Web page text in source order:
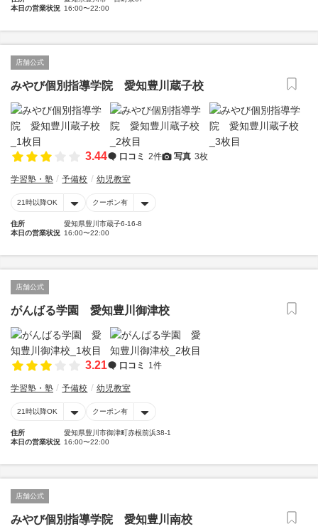
本日の営業状況 16:00〜22:00
店舗公式
みやび個別指導学院 愛知豊川蔵子校
3.44 口コミ 2件 写真 3枚
学習塾・塾 予備校 幼児教室
21時以降OK クーポン有
住所
愛知県豊川市蔵子6-16-8
本日の営業状況 16:00〜22:00
店舗公式
がんばる学園 愛知豊川御津校
3.21 口コミ 1件
学習塾・塾 予備校 幼児教室
21時以降OK クーポン有
住所
愛知県豊川市御津町赤根前浜38-1
本日の営業状況 16:00〜22:00
店舗公式
みやび個別指導学院 愛知豊川南校